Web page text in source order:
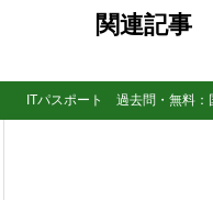
関連記事
ITパスポート 過去問・無料：